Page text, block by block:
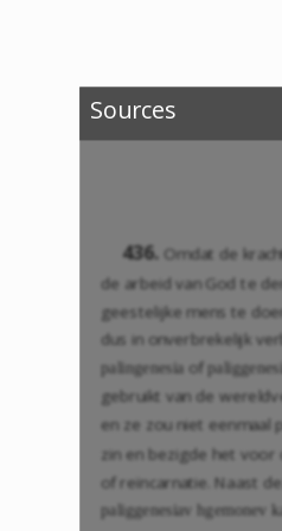
Sources
436. Omdat de
de arbeid van God te
geestelijke mens te
dus in onverbrekelijk
palingenesia of
gebruikt van de
en ze zou niet eenmaal
zin en bezigde het
of reïncarnatie. Naast
paliggenesiav hgemonev